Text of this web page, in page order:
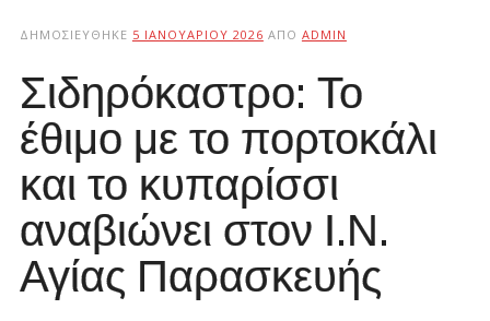
ΔΗΜΟΣΙΕΎΘΗΚΕ 5 ΙΑΝΟΥΑΡΊΟΥ 2026 ΑΠΌ ADMIN
Σιδηρόκαστρο: Το
έθιμο με το πορτοκάλι
και το κυπαρίσσι
αναβιώνει στον Ι.Ν.
Αγίας Παρασκευής